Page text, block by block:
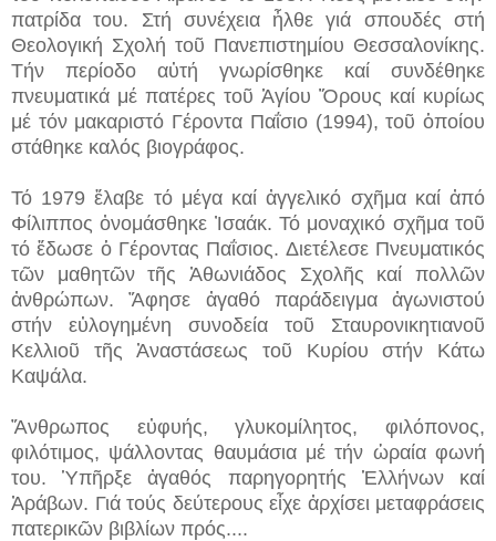
πατρίδα του. Στή συνέχεια ἦλθε γιά σπουδές στή
Θεολογική Σχολή τοῦ Πανεπιστημίου Θεσσαλονίκης.
Τήν περίοδο αὐτή γνωρίσθηκε καί συνδέθηκε
πνευματικά μέ πατέρες τοῦ Ἁγίου Ὅρους καί κυρίως
μέ τόν μακαριστό Γέροντα Παΐσιο (1994), τοῦ ὁποίου
στάθηκε καλός βιογράφος.
Τό 1979 ἔλαβε τό μέγα καί ἀγγελικό σχῆμα καί ἀπό
Φίλιππος ὀνομάσθηκε Ἰσαάκ. Τό μοναχικό σχῆμα τοῦ
τό ἔδωσε ὁ Γέροντας Παΐσιος. Διετέλεσε Πνευματικός
τῶν μαθητῶν τῆς Ἀθωνιάδος Σχολῆς καί πολλῶν
ἀνθρώπων. Ἄφησε ἀγαθό παράδειγμα ἀγωνιστού
στήν εὐλογημένη συνοδεία τοῦ Σταυρονικητιανοῦ
Κελλιοῦ τῆς Ἀναστάσεως τοῦ Κυρίου στήν Κάτω
Καψάλα.
Ἄνθρωπος εὐφυής, γλυκομίλητος, φιλόπονος,
φιλότιμος, ψάλλοντας θαυμάσια μέ τήν ὡραία φωνή
του. Ὑπῆρξε ἀγαθός παρηγορητής Ἑλλήνων καί
Ἀράβων. Γιά τούς δεύτερους εἶχε ἀρχίσει μεταφράσεις
πατερικῶν βιβλίων πρός....